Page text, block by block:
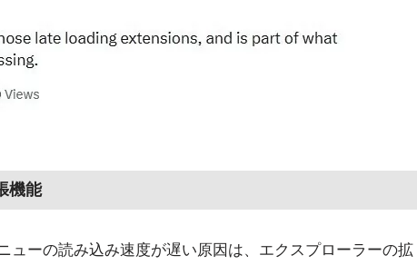
機能
ューの読み込み速度が遅い原因は、エクスプローラーの拡